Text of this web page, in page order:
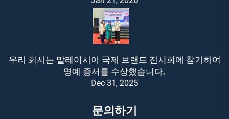
우리 회사는 말레이시아 국제 브랜드 전시회에 참가하여
명예 증서를 수상했습니다.
Dec 31, 2025
문의하기